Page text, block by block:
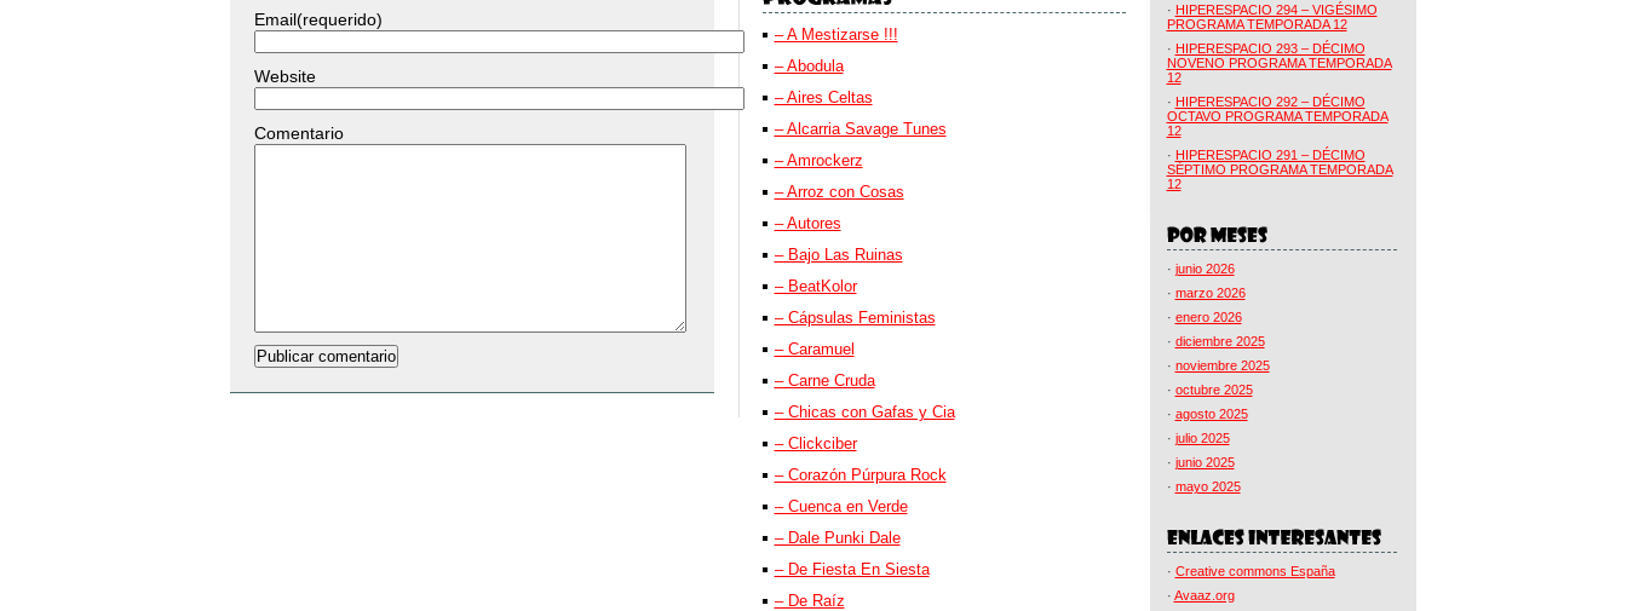
Email(requerido)
Website
Comentario
– A Mestizarse !!!
– Abodula
– Aires Celtas
– Alcarria Savage Tunes
– Amrockerz
– Arroz con Cosas
– Autores
– Bajo Las Ruinas
– BeatKolor
– Cápsulas Feministas
– Caramuel
– Carne Cruda
– Chicas con Gafas y Cia
– Clickciber
– Corazón Púrpura Rock
– Cuenca en Verde
– Dale Punki Dale
– De Fiesta En Siesta
– De Raíz
· HIPERESPACIO 294 – VIGÉSIMO
PROGRAMA TEMPORADA 12
· HIPERESPACIO 293 – DÉCIMO
NOVENO PROGRAMA TEMPORADA
12
· HIPERESPACIO 292 – DÉCIMO
OCTAVO PROGRAMA TEMPORADA
12
· HIPERESPACIO 291 – DÉCIMO
SÉPTIMO PROGRAMA TEMPORADA
12
· junio 2026
· marzo 2026
· enero 2026
· diciembre 2025
· noviembre 2025
· octubre 2025
· agosto 2025
· julio 2025
· junio 2025
· mayo 2025
· Creative commons España
· Avaaz.org